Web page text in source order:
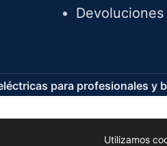
Devoluciones
para profesionales y
Utilizamos